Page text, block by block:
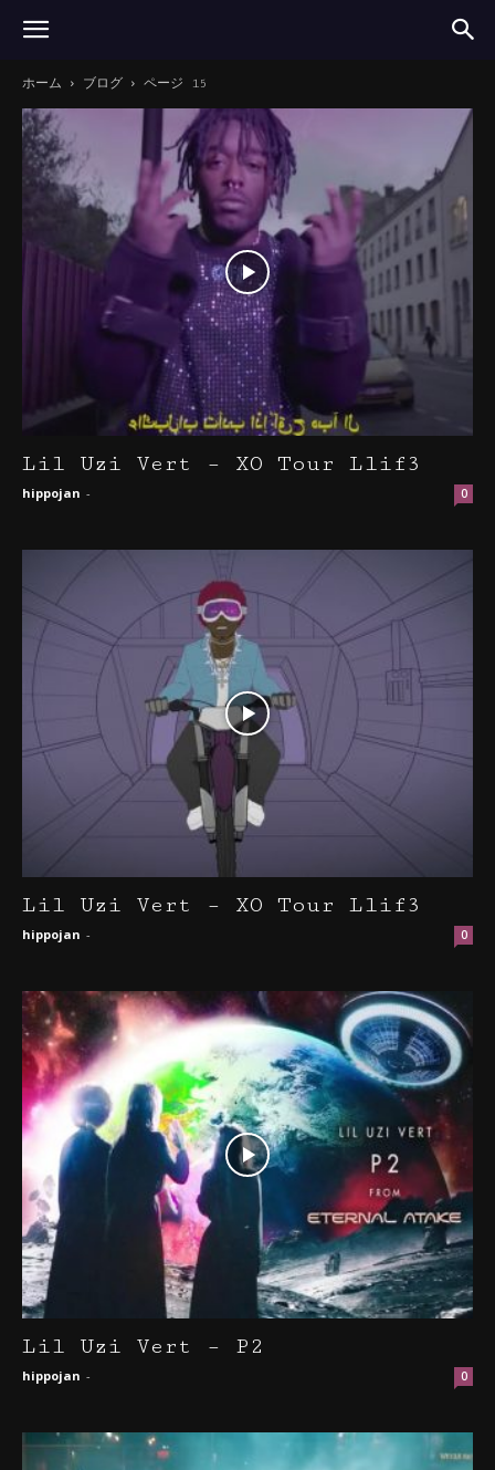
ホーム ブログ ページ 15
Lil Uzi Vert – XO Tour Llif3
hippojan - 0
Lil Uzi Vert – XO Tour Llif3
hippojan - 0
Lil Uzi Vert – P2
hippojan - 0